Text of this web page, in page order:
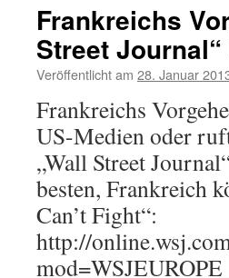
Frankreichs
Street
Veröffentlicht am 28. Januar
Frankreichs
US-Medien oder
„Wall Street
besten, Frankreich
Can’t Fight“:
http://